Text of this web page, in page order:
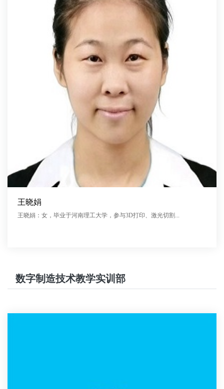
王晓娟
王晓娟：女，毕业于河南理工大学，参与3D打印、激光切割...
数字制造技术教学实训部